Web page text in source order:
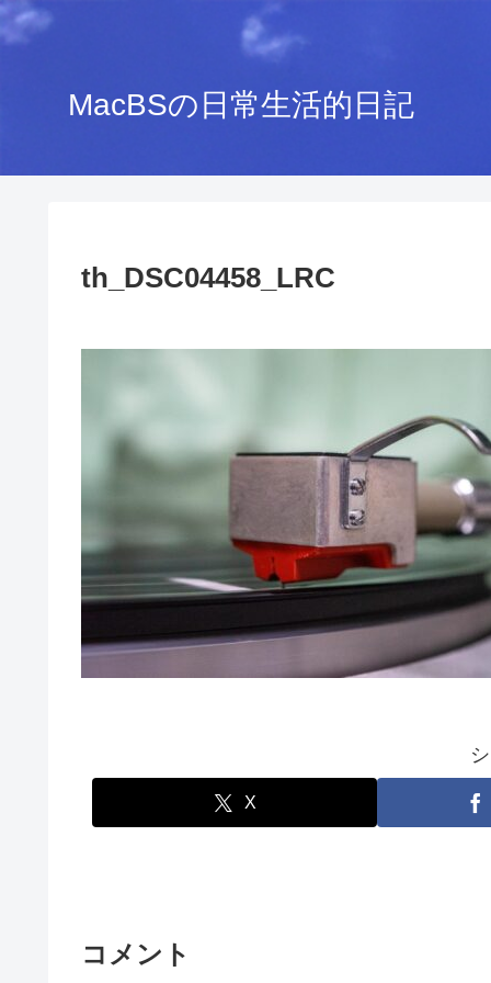
MacBSの日常生活的日記
th_DSC04458_LRC
X
コメント